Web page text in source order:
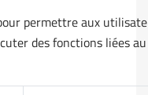
permettre aux
des fonctions liées au